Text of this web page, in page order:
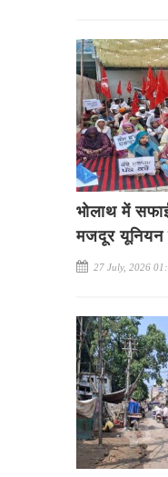
भोलाथ में
मजदूर यूनियन
27 July, 2026